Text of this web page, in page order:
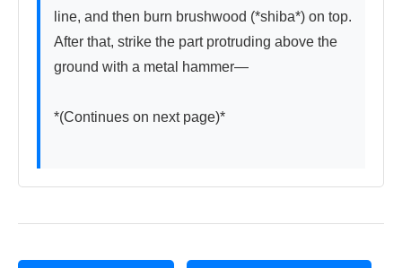
line, and then burn brushwood (*shiba*) on top.
After that, strike the part protruding above the
ground with a metal hammer—
*(Continues on next page)*